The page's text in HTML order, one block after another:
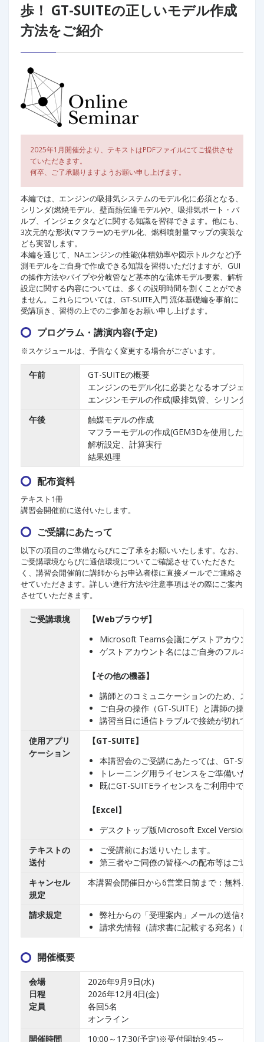
歩！ GT-SUITEの正しいモデル作成
方法をご紹介
2025年1月開催分より、テキストはPDFファイルにてご提供させ
ていただきます。
何卒、ご了承賜りますようお願い申し上げます。
本編では、エンジンの吸排気システムのモデル化に必須となる、
シリンダ(燃焼モデル、壁面熱伝達モデル)や、吸排気ポート・バ
ルブ、インジェクタなどに関する知識を習得できます。他にも、
3次元的な形状(マフラー)のモデル化、燃料噴射量マップの実装な
ども実習します。
本編を通じて、NAエンジンの性能(体積効率や図示トルクなど)予
測モデルをご自身で作成できる知識を習得いただけますが、GUI
の操作方法やパイプや分岐管など基本的な流体モデル要素、解析
設定に関する内容については、多くの説明時間を割くことができ
ません。これらについては、GT-SUITE入門 流体基礎編を事前に
受講頂き、習得の上でのご参加をお願い申し上げます。
プログラム・講演内容(予定)
※スケジュールは、予告なく変更する場合がございます。
午前
GT-SUITEの概要
エンジンのモデル化に必要となるオブジェク
エンジンモデルの作成(吸排気管、シリンダ、
午後
触媒モデルの作成
マフラーモデルの作成(GEM3Dを使用した3D
解析設定、計算実行
結果処理
配布資料
テキスト1冊
講習会開催前に送付いたします。
ご受講にあたって
以下の項目のご準備ならびにご了承をお願いいたします。なお、
ご受講環境ならびに通信環境についてご確認させていただきた
く、講習会開催前に講師からお申込者様に直接メールでご連絡さ
せていただきます。詳しい進行方法や注意事項はその際にご案内
させていただきます。
ご受講環境
【Webブラウザ】
Microsoft Teams会議にゲストアカウント
ゲストアカウント名にはご自身のフルネー
【その他の機器】
講師とのコミュニケーションのため、スピ
ご自身の操作（GT-SUITE）と講師の操作
講習当日に通信トラブルで接続が切れてし
使用アプリ
ケーション
【GT-SUITE】
本講習会のご受講にあたっては、GT-
トレーニング用ライセンスをご準備いた
既にGT-SUITEライセンスをご利用中でト
【Excel】
デスクトップ版Microsoft Excel Version
テキストの
送付
ご受講前にお送りいたします。
第三者やご同僚の皆様への配布等はご遠慮
キャンセル
規定
本講習会開催日から6営業日前まで：無料、
請求規定
弊社からの「受理案内」メールの送信をも
請求先情報（請求書に記載する宛名）には
開催概要
会場
日程
定員
2026年9月9日(水)
2026年12月4日(金)
各回5名
オンライン
開催時間
10:00～17:30(予定)※受付開始9:45～